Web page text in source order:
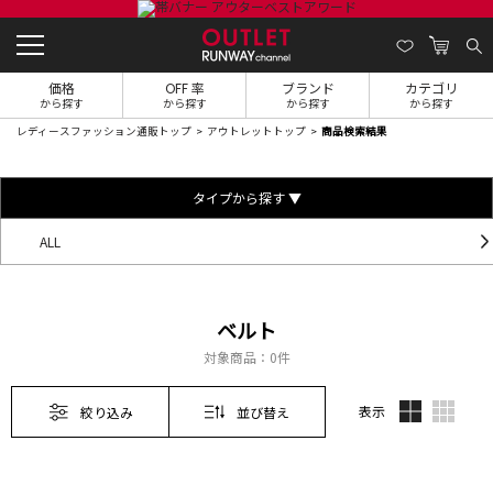
価格
から探す
OFF 率
から探す
ブランド
から探す
カテゴリ
から探す
レディースファッション通販トップ アウトレットトップ 商品検索結果
タイプから探す ▼
ALL
ベルト
対象商品： 0件
絞り込み 並び替え 表示